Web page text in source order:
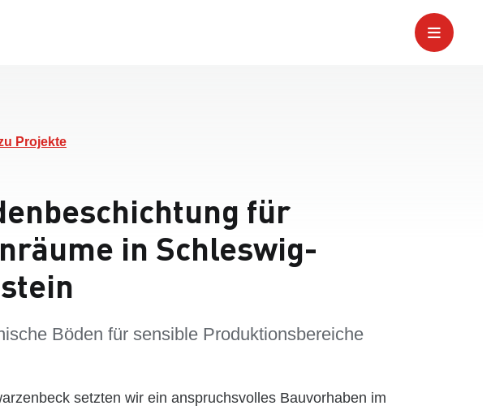
Projekte
für
in Schleswig-
Böden für sensible Produktionsbereiche
setzten wir ein anspruchsvolles Bauvorhaben im